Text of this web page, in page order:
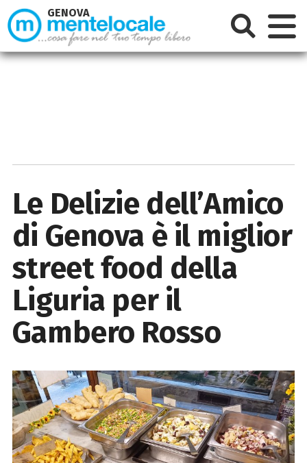
Le Delizie dell’Amico
di Genova è il miglior
street food della
Liguria per il
Gambero Rosso
GENOVA